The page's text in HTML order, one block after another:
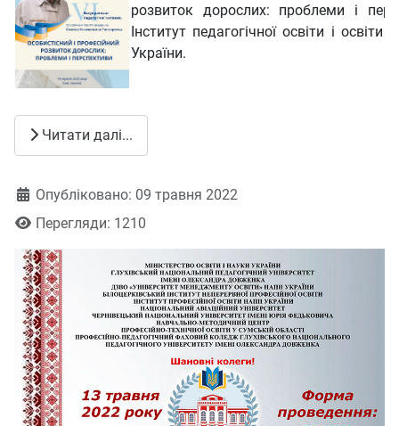
розвиток дорослих: проблеми і
Iнститут педагогічної освіти i
України.
Читати далі...
ДеталіОпубліковано: 09 травня 2022
Перегляди: 1210